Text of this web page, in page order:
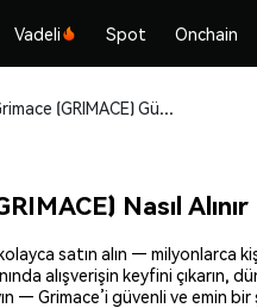
Vadeli Spot Onchain
Grimace (GRIMACE) Güvenle Satın Alın ve Saklayın
Nasıl Alınır
kolayca satın alın —
alışverişin keyfini çıkarın,
— Grimace’i güvenli ve emin bir